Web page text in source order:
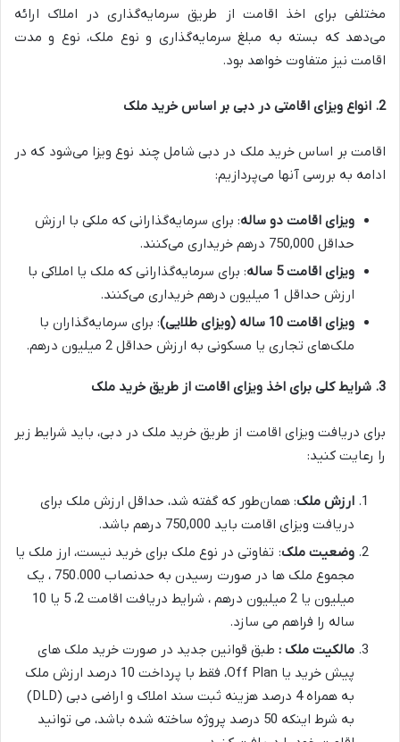
مختلفی برای اخذ اقامت از طریق سرمایه‌گذاری در املاک ارائه
می‌دهد که بسته به مبلغ سرمایه‌گذاری و نوع ملک، نوع و مدت
اقامت نیز متفاوت خواهد بود.
2. انواع ویزای اقامتی در دبی بر اساس خرید ملک
اقامت بر اساس خرید ملک در دبی شامل چند نوع ویزا می‌شود که در
ادامه به بررسی آنها می‌پردازیم:
ویزای اقامت دو ساله: برای سرمایه‌گذارانی که ملکی با ارزش
حداقل 750,000 درهم خریداری می‌کنند.
ویزای اقامت 5 ساله
: برای سرمایه‌گذارانی که ملک یا املاکی با
ارزش حداقل 1 میلیون درهم خریداری می‌کنند.
ویزای اقامت 10 ساله (ویزای طلایی)
: برای سرمایه‌گذاران با
ملک‌های تجاری یا مسکونی به ارزش حداقل 2 میلیون درهم.
3. شرایط کلی برای اخذ ویزای اقامت از طریق خرید ملک
برای دریافت ویزای اقامت از طریق خرید ملک در دبی، باید شرایط زیر
را رعایت کنید:
ارزش ملک: همان‌طور که گفته شد، حداقل ارزش ملک برای
دریافت ویزای اقامت باید 750,000 درهم باشد.
وضعیت ملک: تفاوتی در نوع ملک برای خرید نیست، ارز ملک یا
مجموع ملک ها در صورت رسیدن به حدنصاب 750.000 ، یک
میلیون یا 2 میلیون درهم ، شرایط دریافت اقامت 2، 5 یا 10
ساله را فراهم می سازد.
مالکیت ملک : طبق قوانین جدید در صورت خرید ملک های
پیش خرید یا Off Plan، فقط با پرداخت 10 درصد ارزش ملک
به همراه 4 درصد هزینه ثبت سند املاک و اراضی دبی (DLD)
به شرط اینکه 50 درصد پروژه ساخته شده باشد، می توانید